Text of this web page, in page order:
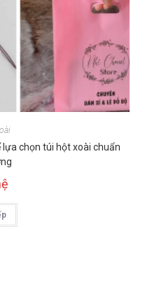
lựa chọn túi hột xoài chuẩn